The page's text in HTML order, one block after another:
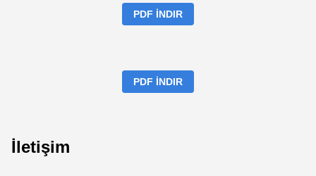
PDF İNDIR
PDF İNDIR
İletişim